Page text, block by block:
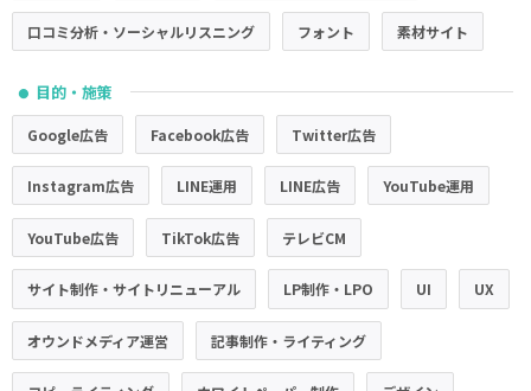
口コミ分析・ソーシャルリスニング フォント 素材サイト
● 目的・施策
Google広告 Facebook広告 Twitter広告
Instagram広告 LINE運用 LINE広告 YouTube運用
YouTube広告 TikTok広告 テレビCM
サイト制作・サイトリニューアル LP制作・LPO UI UX
オウンドメディア運営 記事制作・ライティング